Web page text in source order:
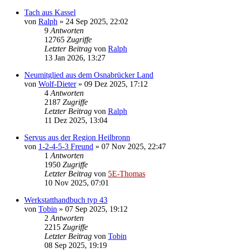
Tach aus Kassel
von Ralph » 24 Sep 2025, 22:02
9 Antworten
12765 Zugriffe
Letzter Beitrag von Ralph
13 Jan 2026, 13:27
Neumitglied aus dem Osnabrücker Land
von Wolf-Dieter» 09 Dez 2025, 17:12
4 Antworten
2187 Zugriffe
Letzter Beitrag von Ralph
11 Dez 2025, 13:04
Servus aus der Region Heilbronn
von 1-2-4-5-3 Freund » 07 Nov 2025, 22:47
1 Antworten
1950 Zugriffe
Letzter Beitrag von 5E-Thomas
10 Nov 2025, 07:01
Werkstatthandbuch typ 43
von Tobin » 07 Sep 2025, 19:12
2 Antworten
2215 Zugriffe
Letzter Beitrag von Tobin
08 Sep 2025, 19:19